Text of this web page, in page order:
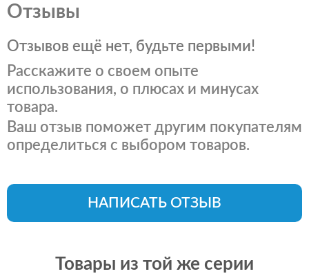
Отзывы
Отзывов ещё нет, будьте первыми!
Расскажите о своем опыте
использования, о плюсах и минусах
товара.
Ваш отзыв поможет другим покупателям
определиться с выбором товаров.
НАПИСАТЬ ОТЗЫВ
Товары из той же серии